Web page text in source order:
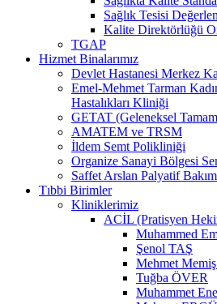
Sağlık Tesisi
Kalite Direktörlüğü
TGAP
Hizmet Binalarımız
Devlet Hastanesi Merkez
Emel-Mehmet Tarman
Hastalıkları Kliniği
GETAT (Geleneksel
AMATEM ve TRSM
İldem Semt Polikliniği
Organize Sanayi Bölgesi
Saffet Arslan Palyatif
Tıbbi Birimler
Kliniklerimiz
ACİL (Pratisyen
Muhammed
Şenol TAŞ
Mehmet
Tuğba ÖVER
Muhammet